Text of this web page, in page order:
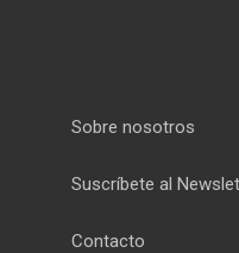
Sobre nosotros
Suscríbete al
Contacto